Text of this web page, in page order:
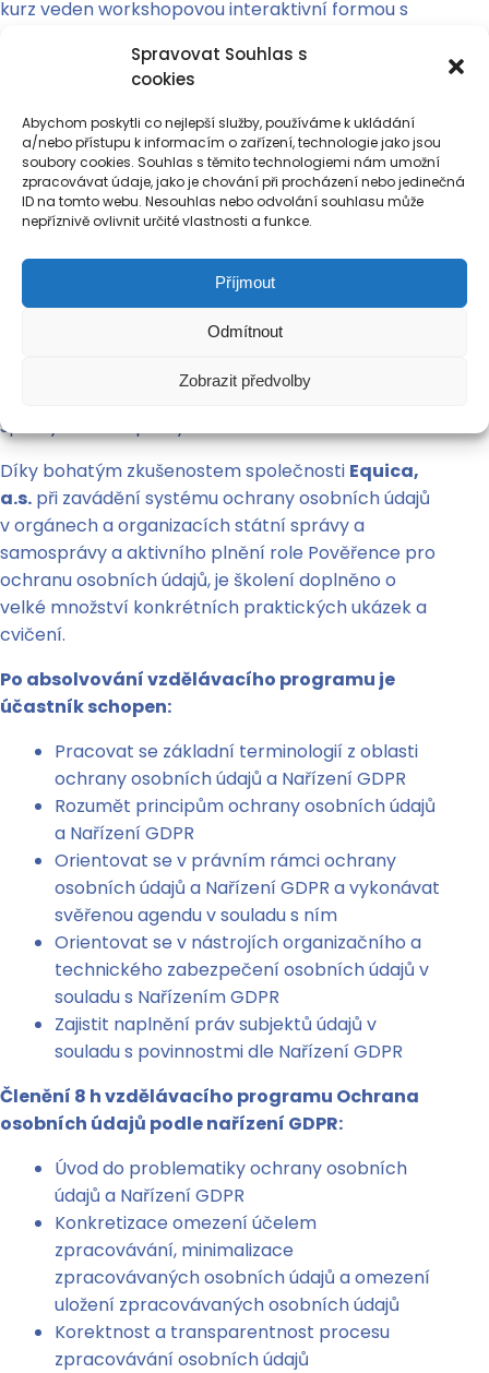
Spravovat Souhlas s
cookies
Abychom poskytli co nejlepší služby, používáme k ukládání
a/nebo přístupu k informacím o zařízení, technologie jako jsou
soubory cookies. Souhlas s těmito technologiemi nám umožní
zpracovávat údaje, jako je chování při procházení nebo jedinečná
ID na tomto webu. Nesouhlas nebo odvolání souhlasu může
nepříznivě ovlivnit určité vlastnosti a funkce.
Příjmout
Odmítnout
Zobrazit předvolby
kurz veden workshopovou interaktivní formou s
v organizacích státní správy a samosprávy,
včetně jejich organizací.
Důraz je věnován především praktickým
postupům při naplňování povinností při nakládání
s osobními údaji ve státní správě a samosprávě.
Vzdělávací program rovněž seznamuje jeho
osobních údajů (Data Protection Officer – DPO) a
odpovědností všech zaměstnanců podle Nařízení
Pozornost je také věnována právům subjektů údajů
správy a samosprávy.
Díky bohatým zkušenostem společnosti Equica,
a.s. při zavádění systému ochrany osobních údajů
v orgánech a organizacích státní správy a
samosprávy a aktivního plnění role Pověřence pro
ochranu osobních údajů, je školení doplněno o
velké množství konkrétních praktických ukázek a
cvičení.
Po absolvování vzdělávacího programu je
účastník schopen:
Pracovat se základní terminologií z oblasti
ochrany osobních údajů a Nařízení GDPR
Rozumět principům ochrany osobních údajů
a Nařízení GDPR
Orientovat se v právním rámci ochrany
osobních údajů a Nařízení GDPR a vykonávat
svěřenou agendu v souladu s ním
Orientovat se v nástrojích organizačního a
technického zabezpečení osobních údajů v
souladu s Nařízením GDPR
Zajistit naplnění práv subjektů údajů v
souladu s povinnostmi dle Nařízení GDPR
Členění 8 h vzdělávacího programu Ochrana
osobních údajů podle nařízení GDPR:
Úvod do problematiky ochrany osobních
údajů a Nařízení GDPR
Konkretizace omezení účelem
zpracovávání, minimalizace
zpracovávaných osobních údajů a omezení
uložení zpracovávaných osobních údajů
Korektnost a transparentnost procesu
zpracovávání osobních údajů